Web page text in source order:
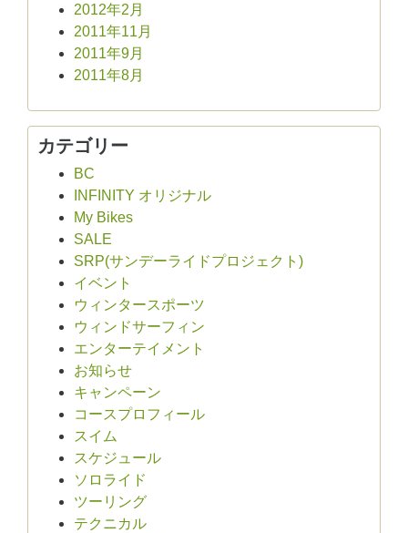
2012年2月
2011年11月
2011年9月
2011年8月
カテゴリー
BC
INFINITY オリジナル
My Bikes
SALE
SRP(サンデーライドプロジェクト)
イベント
ウィンタースポーツ
ウィンドサーフィン
エンターテイメント
お知らせ
キャンペーン
コースプロフィール
スイム
スケジュール
ソロライド
ツーリング
テクニカル